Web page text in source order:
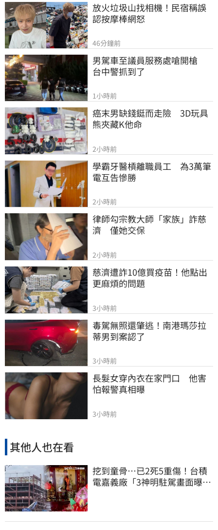
放火垃圾山找相機！民宿稱誤
認按摩棒網怒
46分鐘前
男駕車至議員服務處嗆開槍
台中警抓到了
1小時前
癌末男缺錢鋌而走險　3D玩具
熊夾藏K他命
2小時前
學霸牙醫槓離職員工　為3萬筆
電互告慘勝
2小時前
律師勾宗教大師「家族」詐慈
濟　僅她交保
2小時前
慈濟遭詐10億買疫苗！他點出
更麻煩的問題
3小時前
毒駕無照還肇逃！南港瑪莎拉
蒂男到案認了
3小時前
長髮女穿內衣在家門口　他害
怕報警真相曝
3小時前
其他人也在看
挖到童骨…已2死5重傷！台積
電嘉義廠「3神明駐駕畫面曝